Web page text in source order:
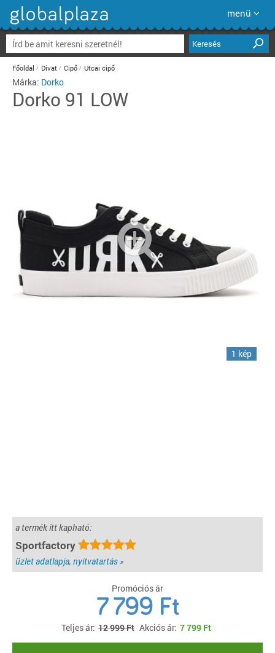
menü
Keresés
Főoldal Divat Cipő Utcai cipő
Márka: Dorko
Dorko 91 LOW
1 kép
a termék itt kapható:
Sportfactory
üzlet adatlapja, nyitvatartás »
Promóciós ár
7 799 Ft
Teljes ár: 12 999 Ft Akciós ár: 7 799 Ft